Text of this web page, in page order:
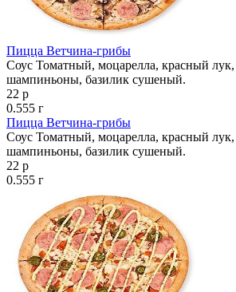
Пицца Ветчина-грибы
Соус Томатный, моцарелла, красный лук,
шампиньоны, базилик сушеный.
22 р
0.555 г
Пицца Ветчина-грибы
Соус Томатный, моцарелла, красный лук,
шампиньоны, базилик сушеный.
22 р
0.555 г